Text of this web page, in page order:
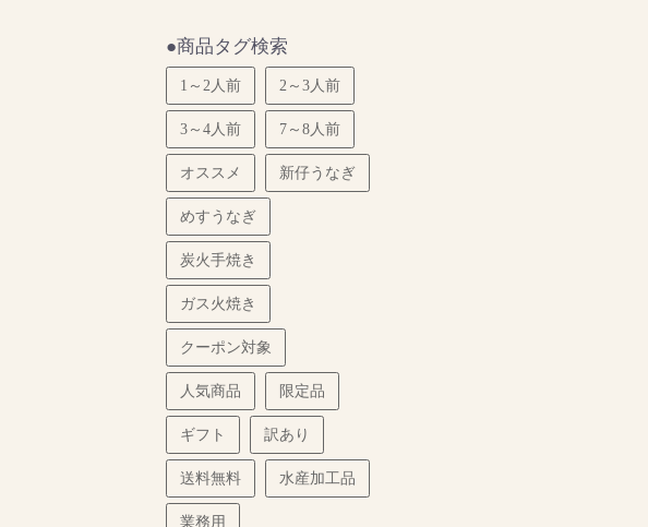
●商品タグ検索
1～2人前 2～3人前
3～4人前 7～8人前
オススメ 新仔うなぎ
めすうなぎ
炭火手焼き
ガス火焼き
クーポン対象
人気商品 限定品
ギフト 訳あり
送料無料 水産加工品
業務用